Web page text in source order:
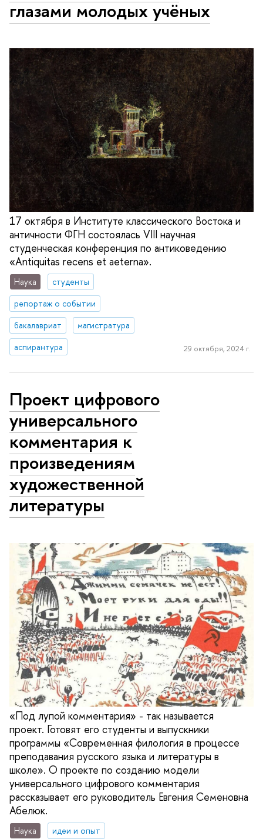
глазами молодых учёных
17 октября в Институте классического Востока и
античности ФГН состоялась VIII научная
студенческая конференция по антиковедению
«Antiquitas recens et aeterna».
Наука
студенты
репортаж о событии
бакалавриат
магистратура
аспирантура
29 октября, 2024 г.
Проект цифрового
универсального
комментария к
произведениям
художественной
литературы
«Под лупой комментария» - так называется
проект. Готовят его студенты и выпускники
программы «Современная филология в процессе
преподавания русского языка и литературы в
школе». О проекте по созданию модели
универсального цифрового комментария
рассказывает его руководитель Евгения Семеновна
Абелюк.
Наука
идеи и опыт